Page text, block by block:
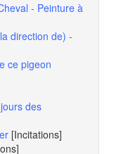
- Peinture à
direction de) -
ce pigeon
des
[Incitations]